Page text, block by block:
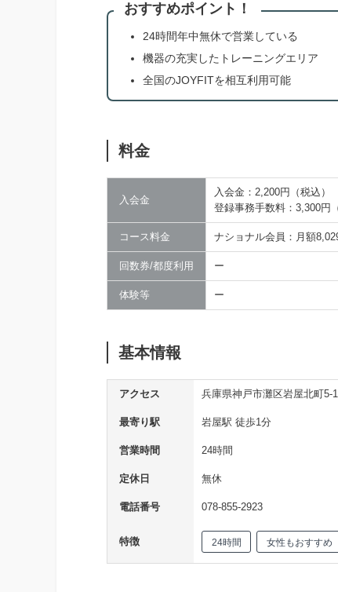
おすすめポイント！
24時間年中無休で営業している
機器の充実したトレーニングエリア
全国のJOYFITを相互利用可能
料金
入会金
入会金：2,200円（税込）
登録事務手数料：3,300円
コース料金 ナショナル会員：月額
回数券/都度利用 ー
体験等 ー
基本情報
アクセス 兵庫県神戸市灘区岩屋北町5-
最寄り駅 岩屋駅 徒歩1分
営業時間 24時間
定休日 無休
電話番号 078-855-2923
特徴 24時間 女性もおすすめ